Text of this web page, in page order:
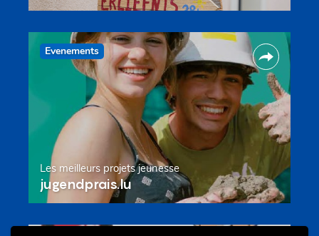
Evenements
Les meilleurs projets jeunesse
jugendprais.lu